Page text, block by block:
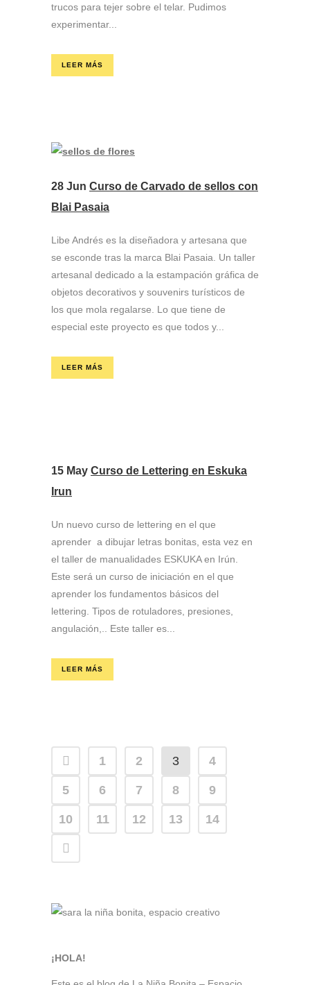
trucos para tejer sobre el telar. Pudimos
experimentar...
LEER MÁS
28 Jun Curso de Carvado de sellos con
Blai Pasaia
Libe Andrés es la diseñadora y artesana que
se esconde tras la marca Blai Pasaia. Un taller
artesanal dedicado a la estampación gráfica de
objetos decorativos y souvenirs turísticos de
los que mola regalarse. Lo que tiene de
especial este proyecto es que todos y...
LEER MÁS
15 May Curso de Lettering en Eskuka
Irun
Un nuevo curso de lettering en el que
aprender a dibujar letras bonitas, esta vez en
el taller de manualidades ESKUKA en Irún.
Este será un curso de iniciación en el que
aprender los fundamentos básicos del
lettering. Tipos de rotuladores, presiones,
angulación,.. Este taller es...
LEER MÁS
1 2 3 4
5 6 7 8 9
10 11 12 13 14
¡HOLA!